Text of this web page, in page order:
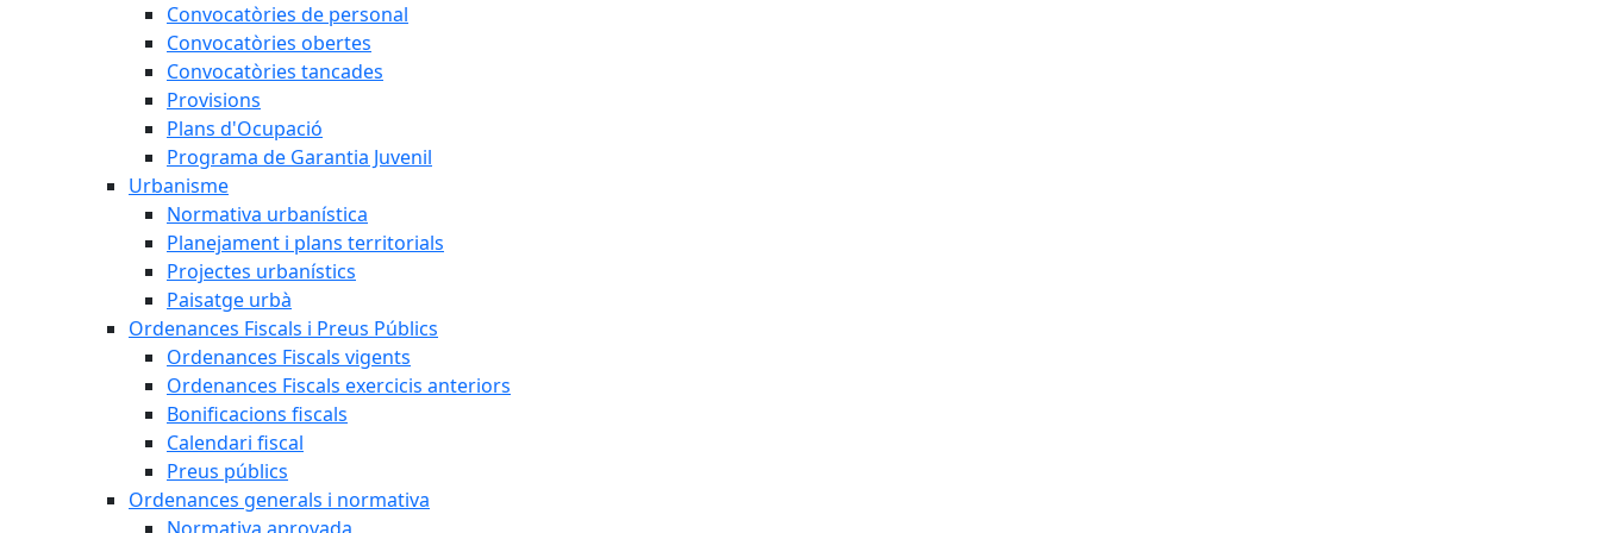
Convocatòries de personal
Convocatòries obertes
Convocatòries tancades
Provisions
Plans d'Ocupació
Programa de Garantia Juvenil
Urbanisme
Normativa urbanística
Planejament i plans territorials
Projectes urbanístics
Paisatge urbà
Ordenances Fiscals i Preus Públics
Ordenances Fiscals vigents
Ordenances Fiscals exercicis anteriors
Bonificacions fiscals
Calendari fiscal
Preus públics
Ordenances generals i normativa